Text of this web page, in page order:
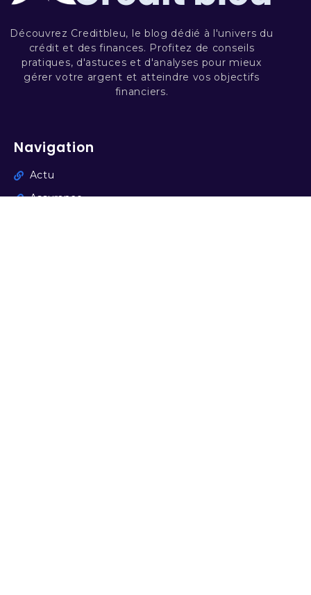
Découvrez Creditbleu, le blog dédié à l'univers du
crédit et des finances. Profitez de conseils
pratiques, d'astuces et d'analyses pour mieux
gérer votre argent et atteindre vos objectifs
financiers.
Navigation
Actu
Assurance